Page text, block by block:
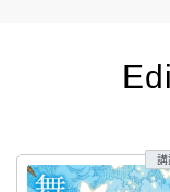
講